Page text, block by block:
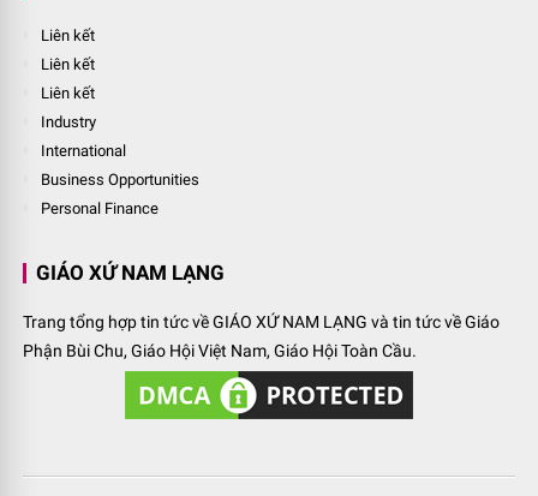
Liên kết
Liên kết
Liên kết
Industry
International
Business Opportunities
Personal Finance
GIÁO XỨ NAM LẠNG
Trang tổng hợp tin tức về GIÁO XỨ NAM LẠNG và tin tức về Giáo
Phận Bùi Chu, Giáo Hội Việt Nam, Giáo Hội Toàn Cầu.